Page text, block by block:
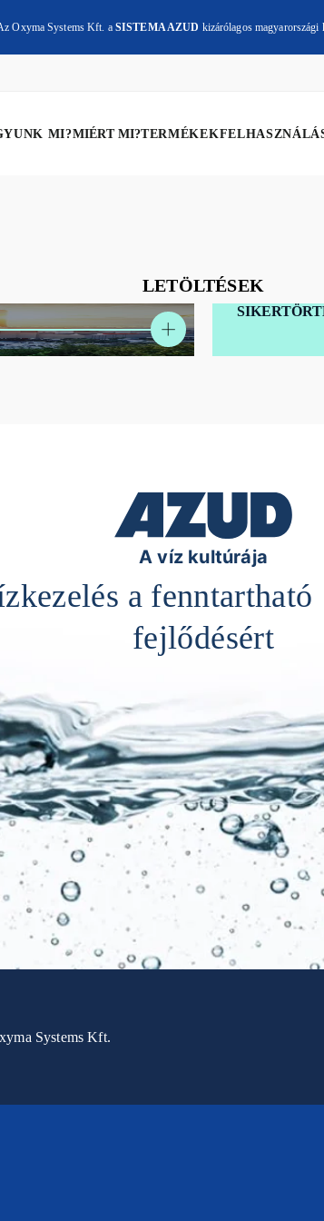
Oxyma Systems Kft. a SISTEMA AZUD kizárólagos magyarországi
MI?MIÉRT MI?TERMÉKEK
AZUD MODULAR 300
AZUD AGL
AZUD SPIRAL CLEAN
LETÖLTÉSEK
A víz kultúrája
a
fejlődésért
Systems Kft.